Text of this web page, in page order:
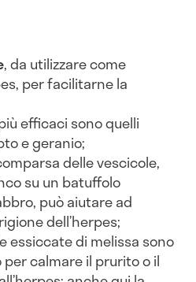
, da utilizzare come
per facilitarne la
efficaci sono quelli
e geranio;
delle vescicole,
su un batuffolo
può aiutare ad
dell’herpes;
essiccate di melissa sono
calmare il prurito o il